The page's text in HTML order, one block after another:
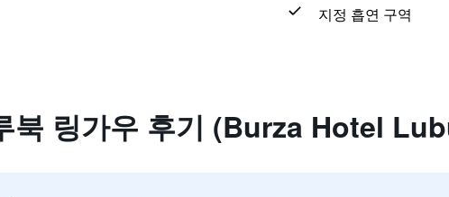
지정 흡연 구역
북 링가우 후기 (Burza Hotel